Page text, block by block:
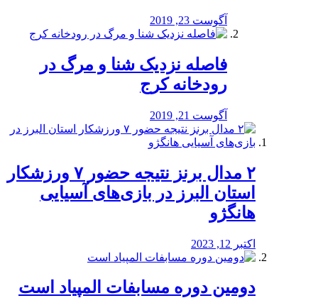
آگوست 23, 2019
️فاصله نزدیک شنا و مرگ در
رودخانه کرج
آگوست 21, 2019
۲ مدال برنز نتیجه حضور ۷ ورزشکار
استان البرز در بازی‌های آسیایی
هانگژو
اکتبر 12, 2023
دومین دوره مسابفات المپیاد است